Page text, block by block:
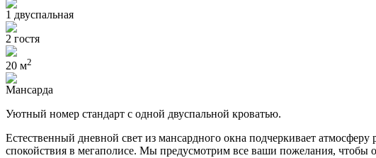
1 двуспальная
2 гостя
20 м2
Мансарда
Уютный номер стандарт с одной двуспальной кроватью.
Естественный дневной свет из мансардного окна подчеркивает
спокойствия в мегаполисе. Мы предусмотрим все ваши пожелания, чтобы